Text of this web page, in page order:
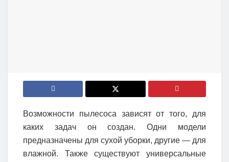
Возможности пылесоса зависят от того, для
каких задач он создан. Одни модели
предназначены для сухой уборки, другие — для
влажной. Также существуют универсальные